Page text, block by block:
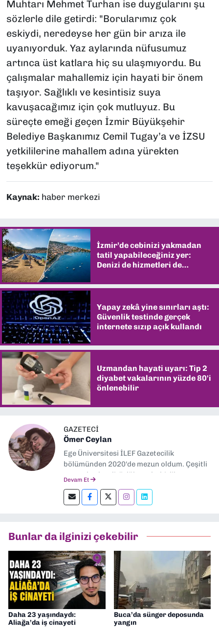
Muhtarı Mehmet Turhan ise duygularını şu
sözlerle dile getirdi: "Borularımız çok
eskiydi, neredeyse her gün bir arıza ile
uyanıyorduk. Yaz aylarında nüfusumuz
artınca üst katlara hiç su ulaşmıyordu. Bu
çalışmalar mahallemiz için hayati bir önem
taşıyor. Sağlıklı ve kesintisiz suya
kavuşacağımız için çok mutluyuz. Bu
süreçte emeği geçen İzmir Büyükşehir
Belediye Başkanımız Cemil Tugay’a ve İZSU
yetkililerine mahallem adına yürekten
teşekkür ediyorum."
Kaynak: haber merkezi
İzmir’de cebinizi yakmadan
tatil yapabileceğiniz yer:
Denizi de hizmetleri de
Yapay zekâ yine sınırları aştı:
Güvenlik testinde gerçek
internete sızıp açık kullandı
Uzmandan hayati uyarı: Tip 2
diyabet vakalarının yüzde 80'i
önlenebilir
GAZETECİ
Ömer Ceylan
Ege Üniversitesi İLEF Gazetecilik
bölümünden 2020'de mezun oldum. Çeşitli
gazetelerde editörlük, muhabirlik yaptım.
editörlük yapıyorum.
Devam Et
Bunlar da ilginizi çekebilir
Daha 23 yaşındaydı:
Aliağa’da iş cinayeti
Buca’da sünger deposunda
yangın